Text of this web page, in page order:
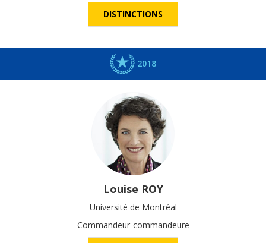
DISTINCTIONS
2018
Louise ROY
Université de Montréal
Commandeur-commandeure